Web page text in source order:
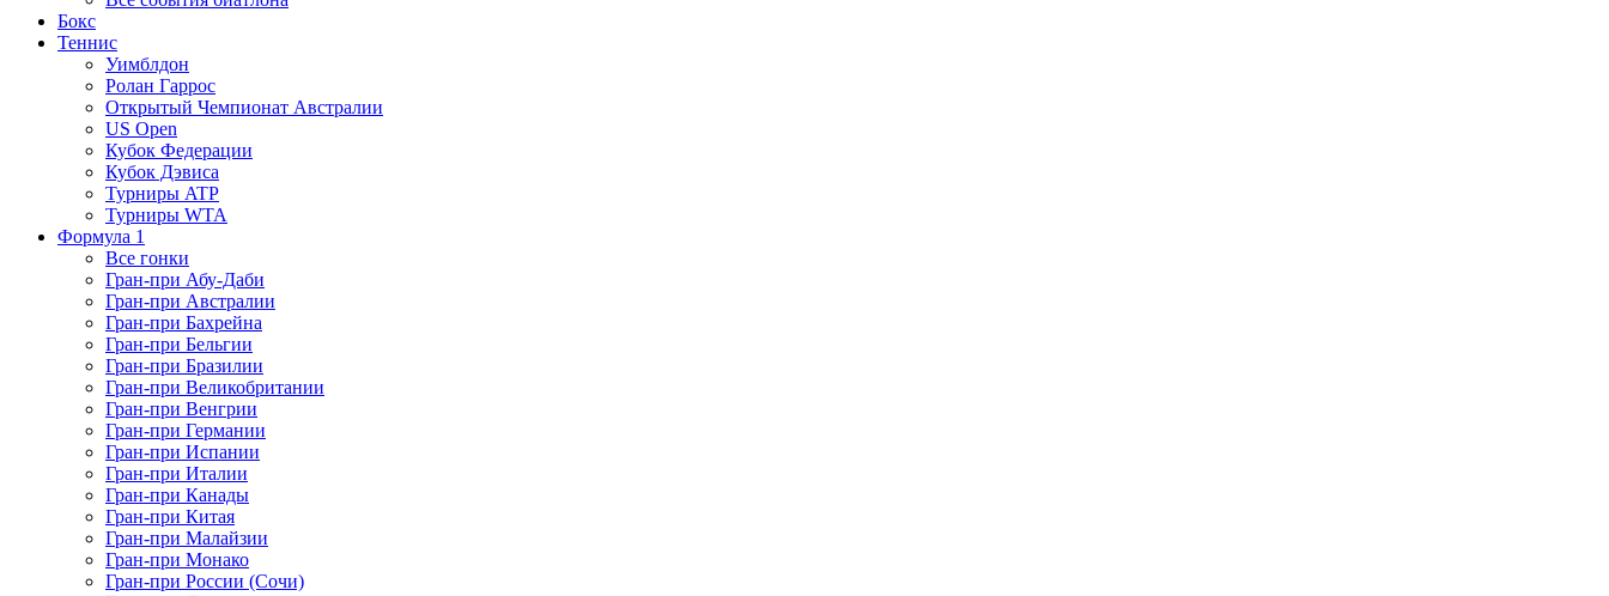
Бокс
Теннис
Уимблдон
Ролан Гаррос
Открытый Чемпионат Австралии
US Open
Кубок Федерации
Кубок Дэвиса
Турниры ATP
Турниры WTA
Формула 1
Все гонки
Гран-при Абу-Даби
Гран-при Австралии
Гран-при Бахрейна
Гран-при Бельгии
Гран-при Бразилии
Гран-при Великобритании
Гран-при Венгрии
Гран-при Германии
Гран-при Испании
Гран-при Италии
Гран-при Канады
Гран-при Китая
Гран-при Малайзии
Гран-при Монако
Гран-при России (Сочи)